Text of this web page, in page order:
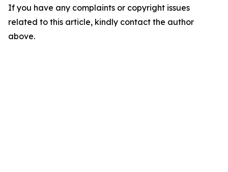
If you have any complaints or copyright issues
related to this article, kindly contact the author
above.